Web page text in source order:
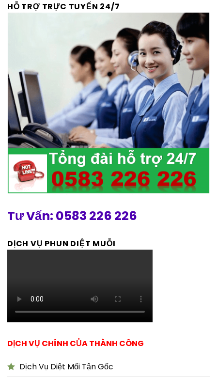
HỖ TRỢ TRỰC TUYẾN 24/7
Tư Vấn: 0583 226 226
DỊCH VỤ PHUN DIỆT MUỖI
DỊCH VỤ CHÍNH CỦA THÀNH CÔNG
Dịch Vụ Diệt Mối Tận Gốc